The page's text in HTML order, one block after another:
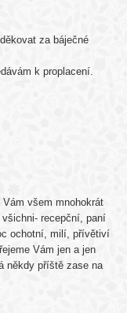
za báječné
k proplacení.
všem mnohokrát
recepční, paní
ochotní, milí, přívětiví
Vám jen a jen
někdy příště zase na